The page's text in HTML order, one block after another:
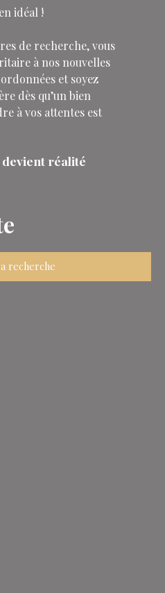
idéal !
de recherche, vous
à nos nouvelles
et soyez
dès qu’un bien
à vos attentes est
devient réalité
recherche